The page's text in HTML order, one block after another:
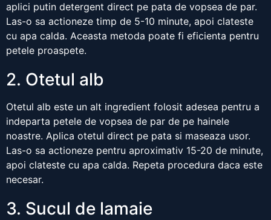
aplici putin detergent direct pe pata de vopsea de par.
Las-o sa actioneze timp de 5-10 minute, apoi clateste
cu apa calda. Aceasta metoda poate fi eficienta pentru
petele proaspete.
2. Otetul alb
Otetul alb este un alt ingredient folosit adesea pentru a
indeparta petele de vopsea de par de pe hainele
noastre. Aplica otetul direct pe pata si maseaza usor.
Las-o sa actioneze pentru aproximativ 15-20 de minute,
apoi clateste cu apa calda. Repeta procedura daca este
necesar.
3. Sucul de lamaie